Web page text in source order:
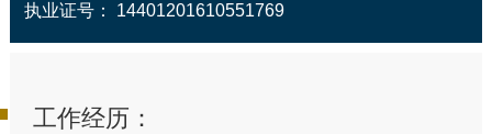
执业证号： 14401201610551769
工作经历：